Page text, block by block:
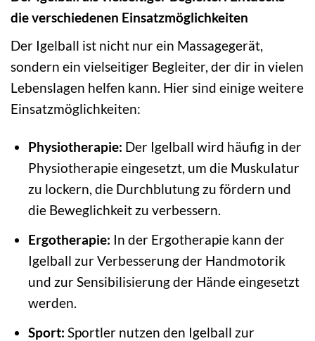
die verschiedenen Einsatzmöglichkeiten
Der Igelball ist nicht nur ein Massagegerät,
sondern ein vielseitiger Begleiter, der dir in vielen
Lebenslagen helfen kann. Hier sind einige weitere
Einsatzmöglichkeiten:
Physiotherapie: Der Igelball wird häufig in der
Physiotherapie eingesetzt, um die Muskulatur
zu lockern, die Durchblutung zu fördern und
die Beweglichkeit zu verbessern.
Ergotherapie: In der Ergotherapie kann der
Igelball zur Verbesserung der Handmotorik
und zur Sensibilisierung der Hände eingesetzt
werden.
Sport: Sportler nutzen den Igelball zur